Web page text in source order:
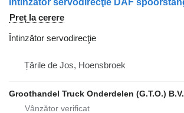
Preț la cerere
Întinzător servodirecţie
Țările de Jos, Hoensbroek
Groothandel Truck Onderdelen (G.T.O.) B.V.